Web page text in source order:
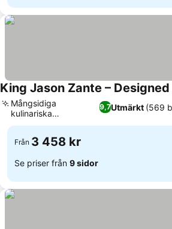
King Jason Zante –
9,7Utmärkt (569
Mångsidiga
kulinariska
upplevelser
Från 3 458 kr
Se priser från 9 sidor